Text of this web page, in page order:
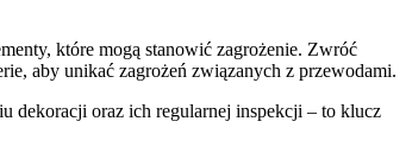
które mogą stanowić zagrożenie. Zwróć
aby unikać zagrożeń związanych z przewodami.
dekoracji oraz ich regularnej inspekcji – to klucz